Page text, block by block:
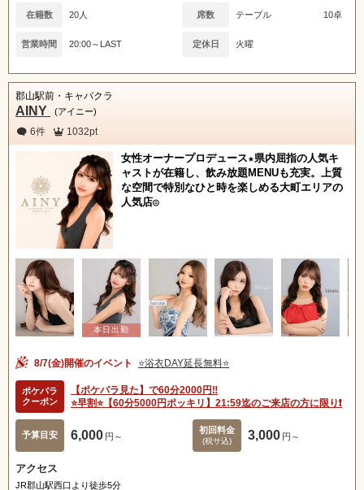
在籍数 20人 席数 テーブル 10卓
営業時間 20:00～LAST 定休日 火曜
郡山駅前・キャバクラ
AINY (アイニー)
6件 1032pt
女性オーナープロデュース★県内屈指の人気キ
ャストが在籍し、飲み放題MENUも充実。上質
な空間で特別なひと時を楽しめる大町エリアの
人気店◎
8/7(金)開催のイベント ⭐️浴衣DAY延長無料⭐️
ポケパラ
クーポン
【ポケパラ見た】で60分2000円‼️
⭐️早割⭐️【60分5000円ポッキリ】21:59迄のご来店の方に限り❗️
予算目安 6,000 円～
初回料金
(税サ込) 3,000 円～
アクセス
JR郡山駅西口より徒歩5分